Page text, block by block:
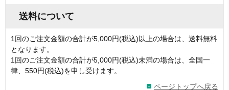
送料について
1回のご注文金額の合計が5,000円(税込)以上の場合は、送料無料
となります。
1回のご注文金額の合計が5,000円(税込)未満の場合は、全国一
律、550円(税込)を申し受けます。
ページトップへ戻る